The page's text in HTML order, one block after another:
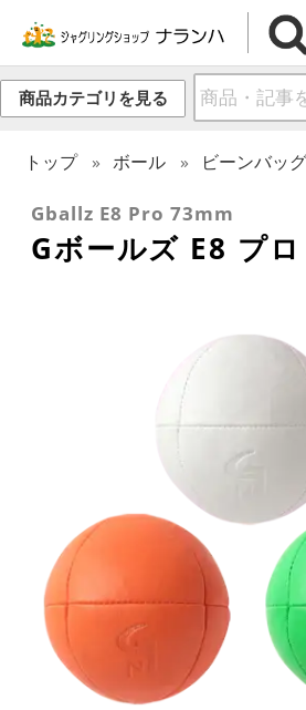
商品カテゴリを見る
トップ ボール ビーンバッグ
Gballz E8 Pro 73mm
Gボールズ E8 プ